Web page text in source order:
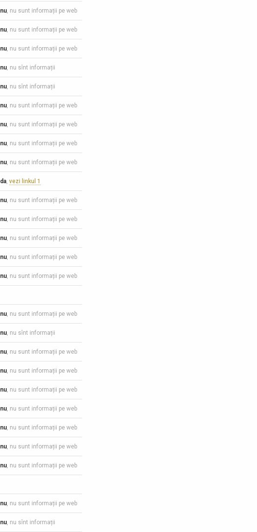
nu, nu sunt informații pe web
nu, nu sunt informații pe web
nu, nu sunt informații pe web
nu, nu sînt informații
nu, nu sînt informații
nu, nu sunt informații pe web
nu, nu sunt informații pe web
nu, nu sunt informații pe web
nu, nu sunt informații pe web
da, vezi linkul 1
nu, nu sunt informații pe web
nu, nu sunt informații pe web
nu, nu sunt informații pe web
nu, nu sunt informații pe web
nu, nu sunt informații pe web
nu, nu sunt informații pe web
nu, nu sînt informații
nu, nu sunt informații pe web
nu, nu sunt informații pe web
nu, nu sunt informații pe web
nu, nu sunt informații pe web
nu, nu sunt informații pe web
nu, nu sunt informații pe web
nu, nu sunt informații pe web
nu, nu sunt informații pe web
nu, nu sînt informații